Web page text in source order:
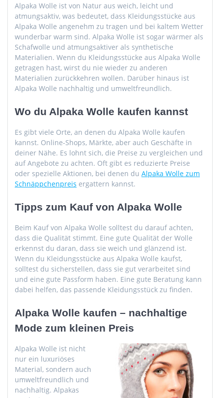
Alpaka Wolle ist von Natur aus weich, leicht und
atmungsaktiv, was bedeutet, dass Kleidungsstücke aus
Alpaka Wolle angenehm zu tragen und bei kaltem Wetter
wunderbar warm sind. Alpaka Wolle ist sogar wärmer als
Schafwolle und atmungsaktiver als synthetische
Materialien. Wenn du Kleidungsstücke aus Alpaka Wolle
getragen hast, wirst du nie wieder zu anderen
Materialien zurückkehren wollen. Darüber hinaus ist
Alpaka Wolle nachhaltig und umweltfreundlich.
Wo du Alpaka Wolle kaufen kannst
Es gibt viele Orte, an denen du Alpaka Wolle kaufen
kannst. Online-Shops, Märkte, aber auch Geschäfte in
deiner Nähe. Es lohnt sich, die Preise zu vergleichen und
auf Angebote zu achten. Oft gibt es reduzierte Preise
oder spezielle Aktionen, bei denen du Alpaka Wolle zum
Schnäppchenpreis ergattern kannst.
Tipps zum Kauf von Alpaka Wolle
Beim Kauf von Alpaka Wolle solltest du darauf achten,
dass die Qualität stimmt. Eine gute Qualität der Wolle
erkennst du daran, dass sie weich und glänzend ist.
Wenn du Kleidungsstücke aus Alpaka Wolle kaufst,
solltest du sicherstellen, dass sie gut verarbeitet sind
und eine gute Passform haben. Eine gute Beratung kann
dabei helfen, das passende Kleidungsstück zu finden.
Alpaka Wolle kaufen – nachhaltige
Mode zum kleinen Preis
Alpaka Wolle ist nicht
nur ein luxuriöses
Material, sondern auch
umweltfreundlich und
nachhaltig. Alpakas